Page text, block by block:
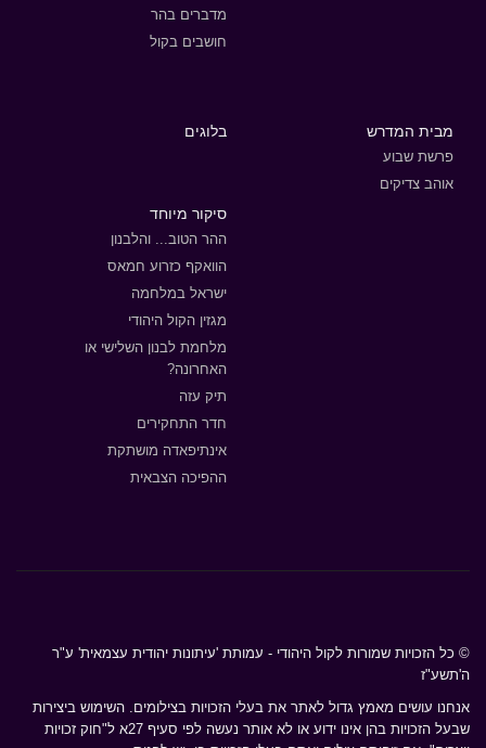
מדברים בהר
חושבים בקול
מבית המדרש
פרשת שבוע
אוהב צדיקים
בלוגים
סיקור מיוחד
ההר הטוב... והלבנון
הוואקף כזרוע חמאס
ישראל במלחמה
מגזין הקול היהודי
מלחמת לבנון השלישי או
האחרונה?
תיק עזה
חדר התחקירים
אינתיפאדה מושתקת
ההפיכה הצבאית
© כל הזכויות שמורות לקול היהודי - עמותת 'עיתונות יהודית עצמאית' ע"ר
ה'תשע"ז
אנחנו עושים מאמץ גדול לאתר את בעלי הזכויות בצילומים. השימוש ביצירות
שבעל הזכויות בהן אינו ידוע או לא אותר נעשה לפי סעיף 27א ל"חוק זכויות